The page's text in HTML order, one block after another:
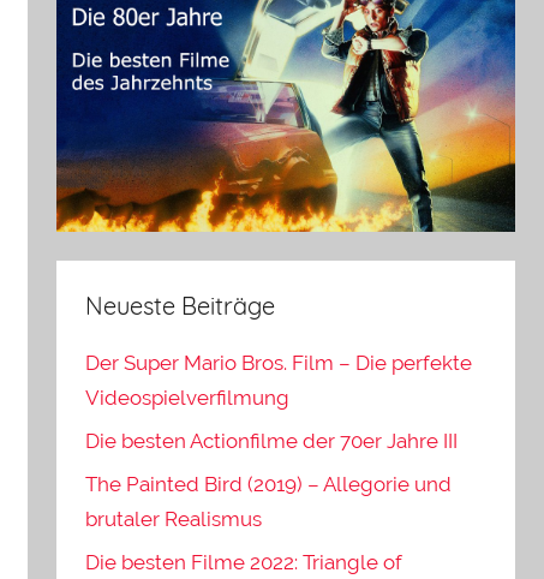
Neueste Beiträge
Der Super Mario Bros. Film – Die perfekte
Videospielverfilmung
Die besten Actionfilme der 70er Jahre III
The Painted Bird (2019) – Allegorie und
brutaler Realismus
Die besten Filme 2022: Triangle of